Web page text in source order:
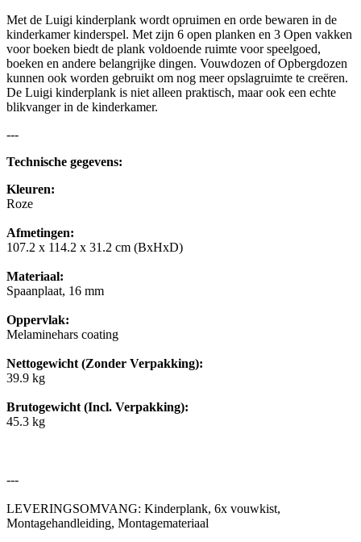
Met de Luigi kinderplank wordt opruimen en orde bewaren in de
kinderkamer kinderspel. Met zijn 6 open planken en 3 Open vakken
voor boeken biedt de plank voldoende ruimte voor speelgoed,
boeken en andere belangrijke dingen. Vouwdozen of Opbergdozen
kunnen ook worden gebruikt om nog meer opslagruimte te creëren.
De Luigi kinderplank is niet alleen praktisch, maar ook een echte
blikvanger in de kinderkamer.
---
Technische gegevens:
Kleuren:
Roze
Afmetingen:
107.2 x 114.2 x 31.2 cm (BxHxD)
Materiaal:
Spaanplaat, 16 mm
Oppervlak:
Melaminehars coating
Nettogewicht (Zonder Verpakking):
39.9 kg
Brutogewicht (Incl. Verpakking):
45.3 kg
---
LEVERINGSOMVANG: Kinderplank, 6x vouwkist,
Montagehandleiding, Montagemateriaal